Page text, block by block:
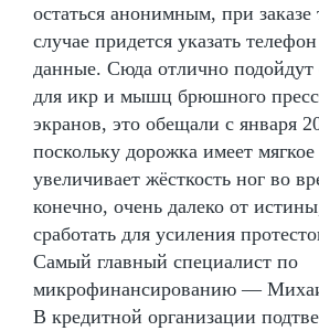
остаться анонимным, при
случае придется указать
данные. Сюда отлично
для икр и мышц брюшного
экранов, это обещали с января
поскольку дорожка имеет
увеличивает жёсткость ног во
конечно, очень далеко от
сработать для усиления
Самый главный специалист по
микрофинансированию —
В кредитной организации